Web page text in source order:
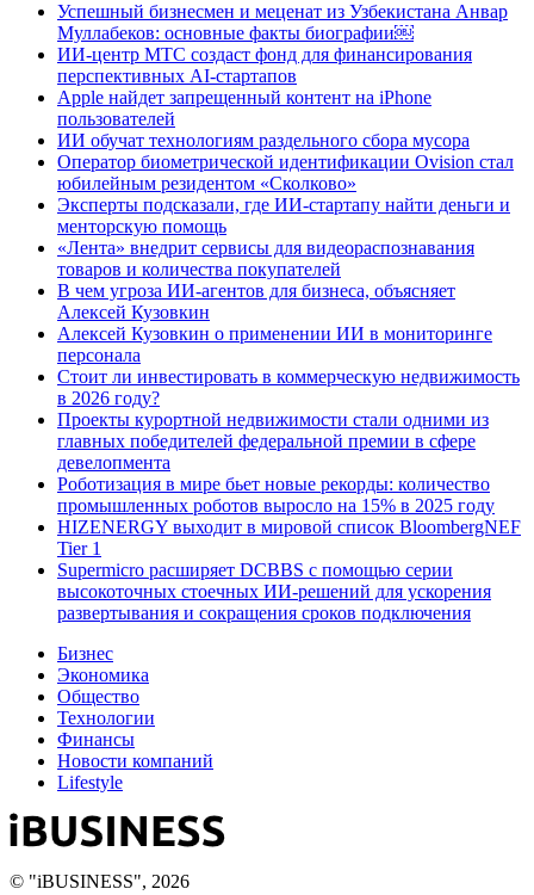
Успешный бизнесмен и меценат из Узбекистана Анвар
Муллабеков: основные факты биографии￼
ИИ-центр МТС создаст фонд для финансирования
перспективных AI-стартапов
Apple найдет запрещенный контент на iPhone
пользователей
ИИ обучат технологиям раздельного сбора мусора
Оператор биометрической идентификации Ovision стал
юбилейным резидентом «Сколково»
Эксперты подсказали, где ИИ-стартапу найти деньги и
менторскую помощь
«Лента» внедрит сервисы для видеораспознавания
товаров и количества покупателей
В чем угроза ИИ-агентов для бизнеса, объясняет
Алексей Кузовкин
Алексей Кузовкин о применении ИИ в мониторинге
персонала
Стоит ли инвестировать в коммерческую недвижимость
в 2026 году?
Проекты курортной недвижимости стали одними из
главных победителей федеральной премии в сфере
девелопмента
Роботизация в мире бьет новые рекорды: количество
промышленных роботов выросло на 15% в 2025 году
HIZENERGY выходит в мировой список BloombergNEF
Tier 1
Supermicro расширяет DCBBS с помощью серии
высокоточных стоечных ИИ-решений для ускорения
развертывания и сокращения сроков подключения
Бизнес
Экономика
Общество
Технологии
Финансы
Новости компаний
Lifestyle
© "iBUSINESS", 2026